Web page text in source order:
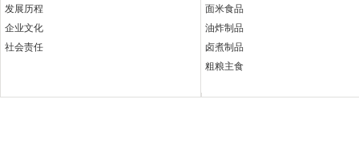
发展历程
企业文化
社会责任
面米食品
油炸制品
卤煮制品
粗粮主食